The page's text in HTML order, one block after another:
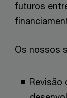
futuros
Os nossos
Revisão